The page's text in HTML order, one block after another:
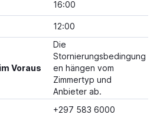
16:00
12:00
Voraus
Die
Stornierungsbedingung
en hängen vom
Zimmertyp und
Anbieter ab.
+297 583 6000